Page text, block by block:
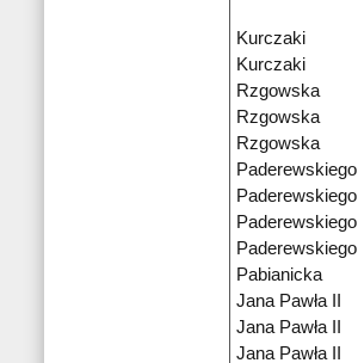
Kurczaki
Kurczaki
Rzgowska
Rzgowska
Rzgowska
Paderewskiego
Paderewskiego
Paderewskiego
Paderewskiego
Pabianicka
Jana Pawła II
Jana Pawła II
Jana Pawła II